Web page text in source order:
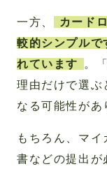
一方、
カード
較的シンプルで
れています
。
理由だけで選ぶ
なる可能性があ
もちろん、マ
書などの提出が